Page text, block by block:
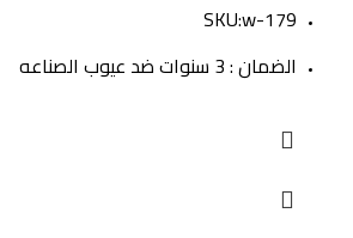
SKU:w-179
الضمان : 3 سنوات ضد عيوب الصناعه